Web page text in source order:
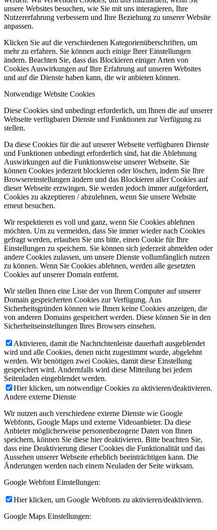
unsere Websites besuchen, wie Sie mit uns interagieren, Ihre
Nutzererfahrung verbessern und Ihre Beziehung zu unserer Website
anpassen.
Klicken Sie auf die verschiedenen Kategorienüberschriften, um
mehr zu erfahren. Sie können auch einige Ihrer Einstellungen
ändern. Beachten Sie, dass das Blockieren einiger Arten von
Cookies Auswirkungen auf Ihre Erfahrung auf unseren Websites
und auf die Dienste haben kann, die wir anbieten können.
Notwendige Website Cookies
Diese Cookies sind unbedingt erforderlich, um Ihnen die auf unserer
Webseite verfügbaren Dienste und Funktionen zur Verfügung zu
stellen.
Da diese Cookies für die auf unserer Webseite verfügbaren Dienste
und Funktionen unbedingt erforderlich sind, hat die Ablehnung
Auswirkungen auf die Funktionsweise unserer Webseite. Sie
können Cookies jederzeit blockieren oder löschen, indem Sie Ihre
Browsereinstellungen ändern und das Blockieren aller Cookies auf
dieser Webseite erzwingen. Sie werden jedoch immer aufgefordert,
Cookies zu akzeptieren / abzulehnen, wenn Sie unsere Website
erneut besuchen.
Wir respektieren es voll und ganz, wenn Sie Cookies ablehnen
möchten. Um zu vermeiden, dass Sie immer wieder nach Cookies
gefragt werden, erlauben Sie uns bitte, einen Cookie für Ihre
Einstellungen zu speichern. Sie können sich jederzeit abmelden oder
andere Cookies zulassen, um unsere Dienste vollumfänglich nutzen
zu können. Wenn Sie Cookies ablehnen, werden alle gesetzten
Cookies auf unserer Domain entfernt.
Wir stellen Ihnen eine Liste der von Ihrem Computer auf unserer
Domain gespeicherten Cookies zur Verfügung. Aus
Sicherheitsgründen können wie Ihnen keine Cookies anzeigen, die
von anderen Domains gespeichert werden. Diese können Sie in den
Sicherheitseinstellungen Ihres Browsers einsehen.
Aktivieren, damit die Nachrichtenleiste dauerhaft ausgeblendet
wird und alle Cookies, denen nicht zugestimmt wurde, abgelehnt
werden. Wir benötigen zwei Cookies, damit diese Einstellung
gespeichert wird. Andernfalls wird diese Mitteilung bei jedem
Seitenladen eingeblendet werden.
Hier klicken, um notwendige Cookies zu aktivieren/deaktivieren.
Andere externe Dienste
Wir nutzen auch verschiedene externe Dienste wie Google
Webfonts, Google Maps und externe Videoanbieter. Da diese
Anbieter möglicherweise personenbezogene Daten von Ihnen
speichern, können Sie diese hier deaktivieren. Bitte beachten Sie,
dass eine Deaktivierung dieser Cookies die Funktionalität und das
Aussehen unserer Webseite erheblich beeinträchtigen kann. Die
Änderungen werden nach einem Neuladen der Seite wirksam.
Google Webfont Einstellungen:
Hier klicken, um Google Webfonts zu aktivieren/deaktivieren.
Google Maps Einstellungen: